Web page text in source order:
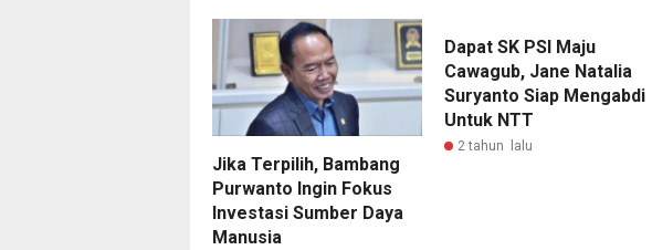
Jika Terpilih, Bambang
Purwanto Ingin Fokus
Investasi Sumber Daya
Manusia
Dapat SK PSI Maju
Cawagub, Jane Natalia
Suryanto Siap Mengabdi
Untuk NTT
2 tahun lalu